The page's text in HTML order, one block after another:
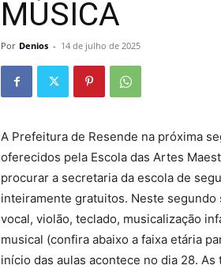
MÚSICA
Por Denios - 14 de julho de 2025
A Prefeitura de Resende na próxima
oferecidos pela Escola das Artes
procurar a secretaria da escola de
inteiramente gratuitos. Neste
vocal, violão, teclado, musicalização
musical (confira abaixo a faixa etária
início das aulas acontece no dia 28.